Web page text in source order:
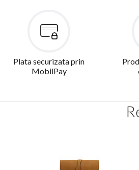
Plata securizata prin
MobilPay